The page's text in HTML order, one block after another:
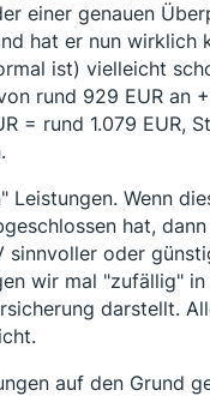
einer genauen
hat er nun wirklich
ist) vielleicht
rund 929 EUR an
= rund 1.079 EUR,
Wenn
hat,
oder
wir mal "zufällig"
darstellt.
auf den Grund